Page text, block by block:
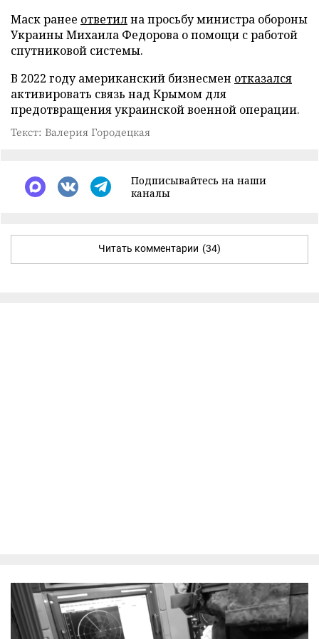
Маск ранее ответилна просьбу министра обороны
Украины Михаила Федорова о помощи с работой
спутниковой системы.
В 2022 году американский бизнесмен отказался
активировать связь над Крымом для
предотвращения украинской военной операции.
Текст: Валерия Городецкая
Подписывайтесь на наши
каналы
Читать комментарии (34)